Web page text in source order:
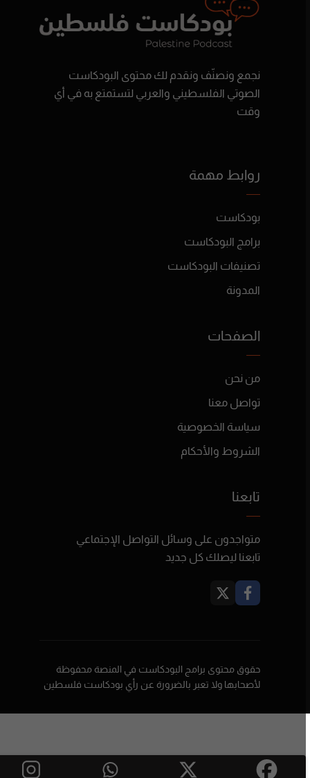
نجمع ونصنّف ونقدم لك محتوى البودكاست
الصوتي الفلسطيني والعربي لتستمتع به في أي
وقت
روابط مهمة
بودكاست
برامج البودكاست
تصنيفات البودكاست
المدونة
الصفحات
من نحن
تواصل معنا
سياسة الخصوصية
الشروط والأحكام
تابعنا
متواجدون على وسائل التواصل الإجتماعي
تابعنا ليصلك كل جديد
حقوق محتوى برامج البودكاست في المنصة محفوظة
لأصحابها ولا تعبر بالضرورة عن رأي بودكاست فلسطين